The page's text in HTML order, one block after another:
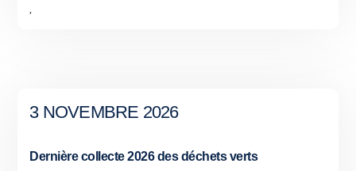
3 NOVEMBRE 2026
Dernière collecte 2026 des déchets verts